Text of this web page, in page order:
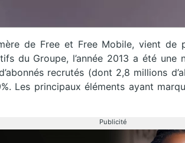
de Free et Free Mobile, vient de
du Groupe, l’année 2013 a été une
recrutés (dont 2,8 millions
Les principaux éléments ayant
Publicité